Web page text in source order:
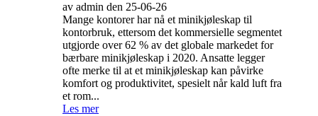
av admin den 25-06-26
Mange kontorer har nå et minikjøleskap til
kontorbruk, ettersom det kommersielle segmentet
utgjorde over 62 % av det globale markedet for
bærbare minikjøleskap i 2020. Ansatte legger
ofte merke til at et minikjøleskap kan påvirke
komfort og produktivitet, spesielt når kald luft fra
et rom...
Les mer